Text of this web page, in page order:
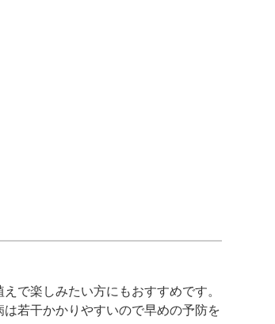
で楽しみたい方にもおすすめです。
若干かかりやすいので早めの予防を